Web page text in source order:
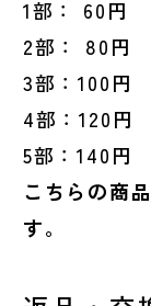
1部： 60円
2部： 80円
3部：100円
4部：120円
5部：140円
こちらの商
す。